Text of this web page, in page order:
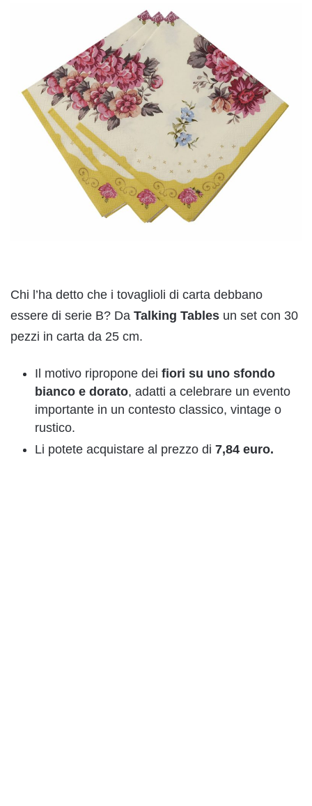
Chi l’ha detto che i tovaglioli di carta debbano
essere di serie B? Da Talking Tables un set con 30
pezzi in carta da 25 cm.
Il motivo ripropone dei fiori su uno sfondo
bianco e dorato, adatti a celebrare un evento
importante in un contesto classico, vintage o
rustico.
Li potete acquistare al prezzo di 7,84 euro.